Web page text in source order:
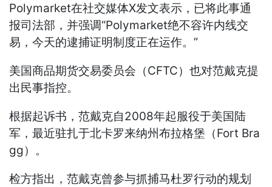
Polymarket在社交媒体X发文表示，已将此事通
报司法部，并强调“Polymarket绝不容许内线交
易，今天的逮捕证明制度正在运作。”
美国商品期货交易委员会（CFTC）也对范戴克提
出民事指控。
根据起诉书，范戴克自2008年起服役于美国陆
军，最近驻扎于北卡罗来纳州布拉格堡（Fort Bra
gg）。
检方指出，范戴克曾参与抓捕马杜罗行动的规划